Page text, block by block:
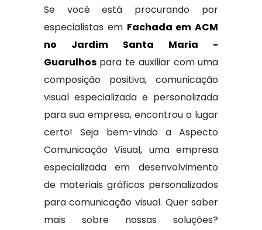
Se você está procurando por
especialistas em Fachada em ACM
no Jardim Santa Maria -
Guarulhospara te auxiliar com uma
composição positiva, comunicação
visual especializada e personalizada
para sua empresa, encontrou o lugar
certo! Seja bem-vindo a Aspecto
Comunicação Visual, uma empresa
especializada em desenvolvimento
de materiais gráficos personalizados
para comunicação visual. Quer saber
mais sobre nossas soluções?